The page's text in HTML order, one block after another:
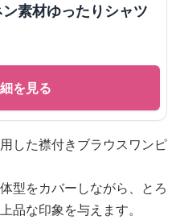
素材ゆったりシャツ
を見る
した襟付きブラウスワンピ
型をカバーしながら、とろ
品な印象を与えます。